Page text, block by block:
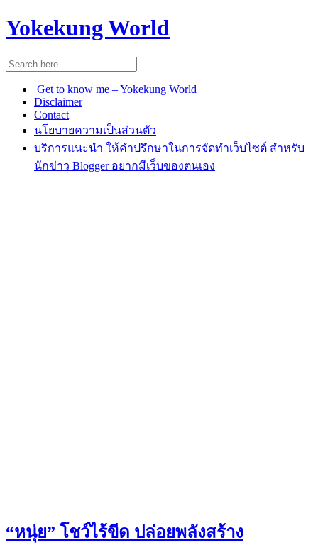
Yokekung World
Get to know me – Yokekung World
Disclaimer
Contact
นโยบายความเป็นส่วนตัว
บริการแนะนำ ให้คำปรึกษาในการจัดทำเว็บไซต์ สำหรับ
นักข่าว Blogger อยากมีเว็บของตนเอง
“หนุ่ย” โชว์ไร้ขีด ปล่อยพลังสร้าง